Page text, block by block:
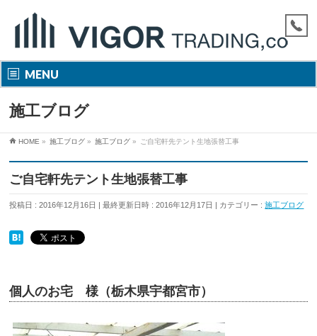
MENU
施工ブログ
HOME » 施工ブログ » 施工ブログ » ご自宅軒先テント生地張替工事
ご自宅軒先テント生地張替工事
投稿日 : 2016年12月16日 最終更新日時 : 2016年12月17日 カテゴリー :施工ブログ
個人のお宅 様（栃木県宇都宮市）